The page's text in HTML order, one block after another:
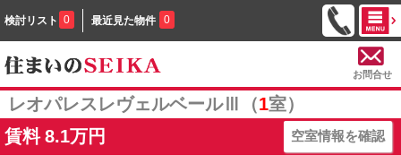
検討リスト 0 最近見た物件 0
お問合せ
レオパレスレヴェルベールⅢ（1室）
賃料 8.1万円 空室情報を確認